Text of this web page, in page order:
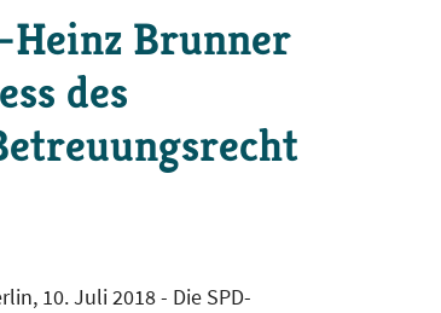
Brunner
des
10. Juli 2018 - Die SPD-